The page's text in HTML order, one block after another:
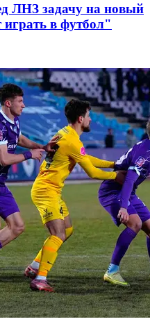
ЛНЗ задачу на новый
играть в футбол"